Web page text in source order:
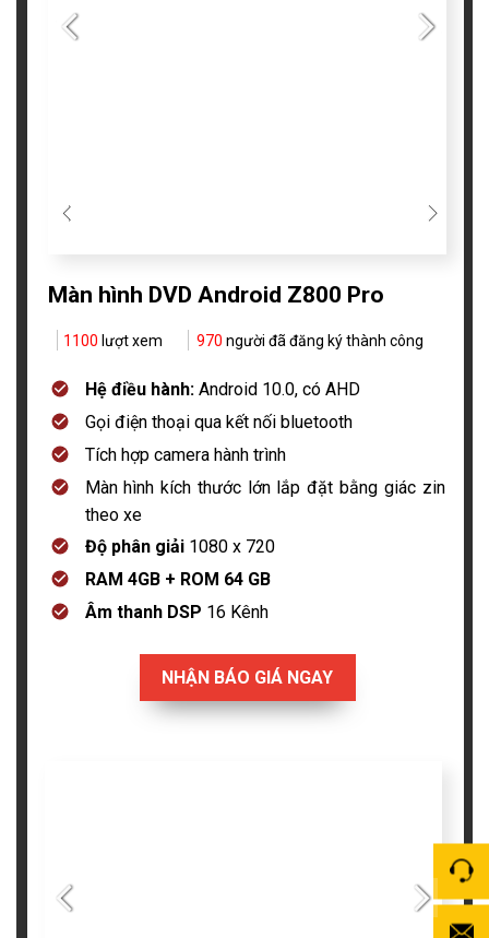
Màn hình DVD Android Z800 Pro
970người đã đăng ký thành công
1100 lượt xem
NHẬN BÁO GIÁ NGAY
Hệ điều hành:Android 10.0, có AHD
Gọi điện thoại qua kết nối bluetooth
Tích hợp camera hành trình
Màn hình kích thước lớn lắp đặt bằng giác zin
theo xe
Độ phân giải1080 x 720
RAM 4GB + ROM 64 GB
Âm thanh DSP 16 Kênh